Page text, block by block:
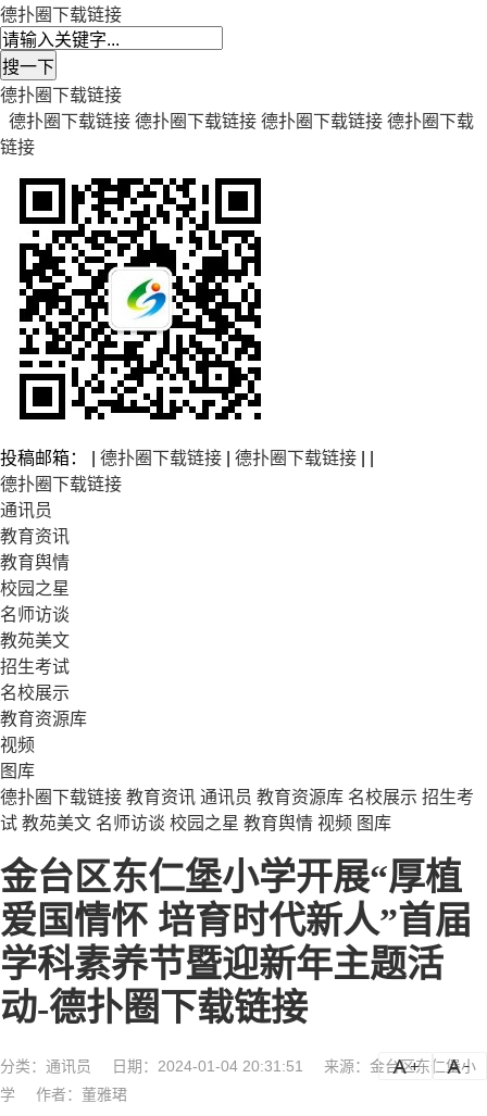
德扑圈下载链接
德扑圈下载链接
德扑圈下载链接 德扑圈下载链接 德扑圈下载链接 德扑圈下载
链接
投稿邮箱： | 德扑圈下载链接 德扑圈下载链接
德扑圈下载链接
通讯员
教育资讯
教育舆情
校园之星
名师访谈
教苑美文
招生考试
名校展示
教育资源库
视频
图库
德扑圈下载链接 教育资讯 通讯员 教育资源库 名校展示 招生考
试 教苑美文 名师访谈 校园之星 教育舆情 视频 图库
金台区东仁堡小学开展“厚植
爱国情怀 培育时代新人”首届
学科素养节暨迎新年主题活
动-德扑圈下载链接
分类： 通讯员 日期：2024-01-04 20:31:51
来源：金台区东仁堡小
学
作者：董雅珺
a a-